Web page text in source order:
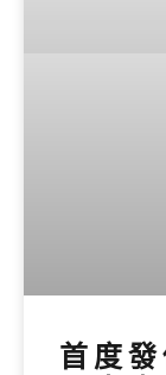
首度